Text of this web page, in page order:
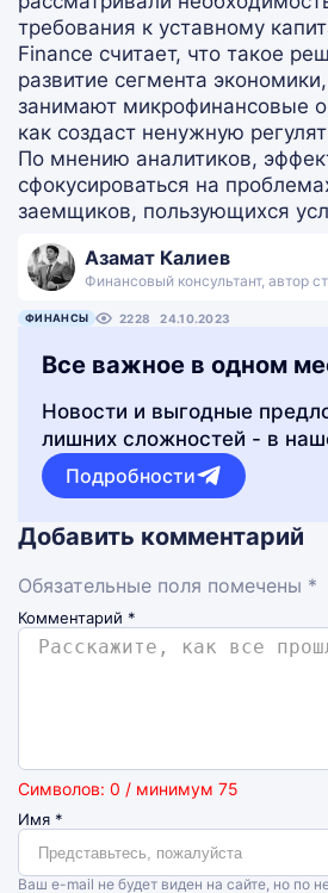
требования к уставному
Finance считает, что такое
развитие сегмента
занимают микрофинансовые
как создаст ненужную
По мнению аналитиков,
сфокусироваться на
заемщиков, пользующихся
Азамат Калиев
Финансовый консультант, автор
ФИНАНСЫ 2228 24.10.2023
Все важное в одном
Новости и выгодные
лишних сложностей - в
Подробности
Добавить комментарий
Обязательные поля помечены *
Комментарий *
Символов: 0 / минимум 75
Имя *
Ваш e-mail не будет виден на сайте, но по